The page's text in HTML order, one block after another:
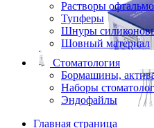
Растворы
Тупферы
Шнуры
Шовный материал
Стоматология
Бормашины,
Наборы
Эндофайлы
Главная страница